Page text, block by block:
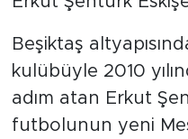
Beşiktaş
kulübüyle 2010
adım atan Erkut
futbolunun yeni